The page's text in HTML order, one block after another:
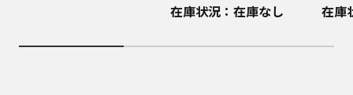
在庫状況：在庫なし
在庫